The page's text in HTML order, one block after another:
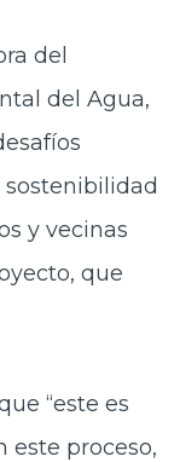
del
del Agua,
y vecinas
que
“este es
este proceso,